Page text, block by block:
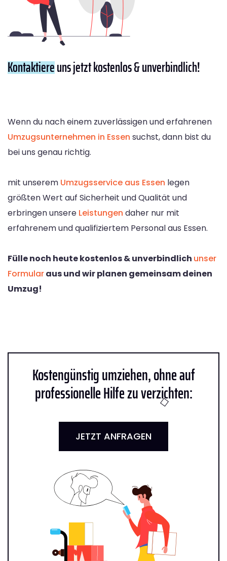
Kontaktiereuns jetzt kostenlos & unverbindlich!
Wenn du nach einem zuverlässigen und erfahrenen
Umzugsunternehmen in Essen suchst, dann bist du
bei uns genau richtig.
mit unserem Umzugsservice aus Essen legen
größten Wert auf Sicherheit und Qualität und
erbringen unsere Leistungen daher nur mit
erfahrenem und qualifiziertem Personal aus Essen.
Fülle noch heute kostenlos & unverbindlich unser
Formularaus und wir planen gemeinsam deinen
Umzug!
Kostengünstig umziehen, ohne auf
professionelle Hilfe zu verzichten:
JETZT ANFRAGEN